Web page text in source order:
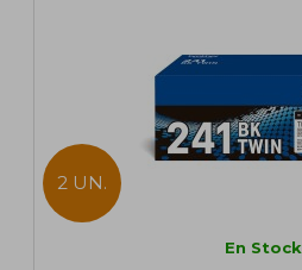
2 UN.
En Stock